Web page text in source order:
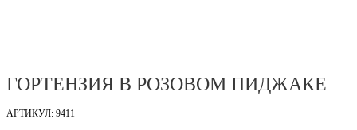
ГОРТЕНЗИЯ В РОЗОВОМ ПИДЖАКЕ
АРТИКУЛ: 9411